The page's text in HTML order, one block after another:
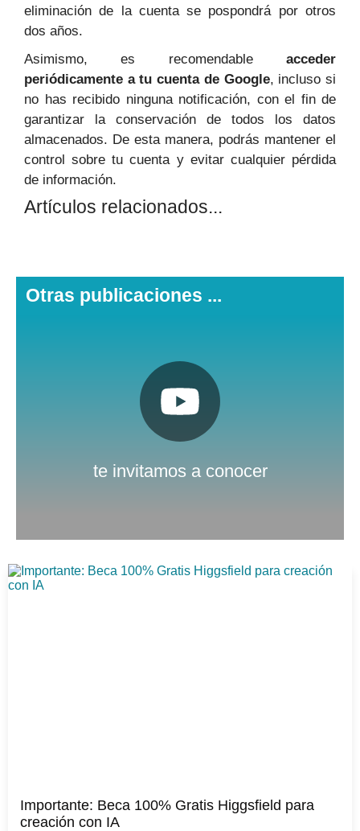
eliminación de la cuenta se pospondrá por otros
dos años.
Asimismo, es recomendable acceder
periódicamente a tu cuenta de Google, incluso si
no has recibido ninguna notificación, con el fin de
garantizar la conservación de todos los datos
almacenados. De esta manera, podrás mantener el
control sobre tu cuenta y evitar cualquier pérdida
de información.
Artículos relacionados...
Otras publicaciones ...
te invitamos a conocer
Pulsa aquí
Importante: Beca 100% Gratis Higgsfield para
creación con IA